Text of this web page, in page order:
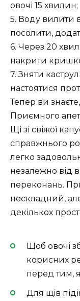
овочі 15 хвилин;
5. Воду вилити
посолити,
6. Через 20
накрити
7. Зняти
настоятися
Тепер ви
Приємного
Щі зі свіжої
справжнього
легко
незалежно від
переконань.
нескладний,
декількох
Щоб овочі
корисних
перед тим,
Для щів